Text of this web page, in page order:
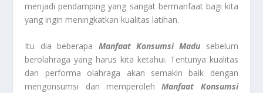
menjadi pendamping yang sangat bermanfaat bagi kita
yang ingin meningkatkan kualitas latihan.
Itu dia beberapa Manfaat Konsumsi Madu sebelum
berolahraga yang harus kita ketahui. Tentunya kualitas
dan performa olahraga akan semakin baik dengan
mengonsumsi dan memperoleh Manfaat Konsumsi